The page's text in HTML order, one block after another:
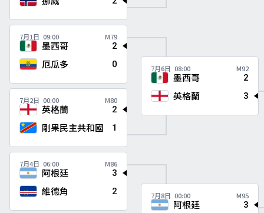
7月1日 09:00 M79
墨西哥 2
厄瓜多 0
7月2日 00:00 M80
英格蘭 2
剛果民主共和國 1
7月4日 06:00 M86
阿根廷 3
維德角 2
7月6日 08:00 M92
墨西哥 2
英格蘭 3
7月8日 00:00 M95
阿根廷 3